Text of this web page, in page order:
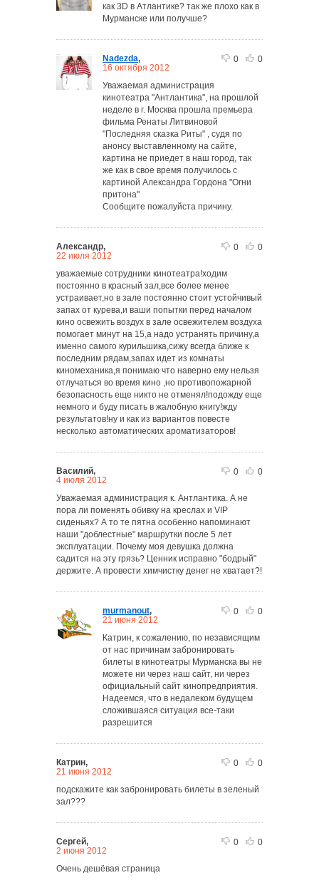
как 3D в Атлантике? так же плохо как в
Мурманске или получше?
0 0
Nadezda,
16 октября 2012
Уважаемая администрация
кинотеатра "Антлантика", на прошлой
неделе в г. Москва прошла премьера
фильма Ренаты Литвиновой
"Последняя сказка Риты" , судя по
анонсу выставленному на сайте,
картина не приедет в наш город, так
же как в свое время получилось с
картиной Александра Гордона "Огни
притона"
Сообщите пожалуйста причину.
0 0
Александр,
22 июля 2012
уважаемые сотрудники кинотеатра!ходим
постоянно в красный зал,все более менее
устраивает,но в зале постоянно стоит устойчивый
запах от курева,и ваши попытки перед началом
кино освежить воздух в зале освежителем воздуха
помогает минут на 15,а надо устранять причину,а
именно самого курильшика,сижу всегда ближе к
последним рядам,запах идет из комнаты
киномеханика,я понимаю что наверно ему нельзя
отлучаться во время кино ,но противопожарной
безопасность еще никто не отменял!подожду еще
немного и буду писать в жалобную книгу!жду
результатов!ну и как из вариантов повесте
несколько автоматических ароматизаторов!
0 0
Василий,
4 июля 2012
Уважаемая администрация к. Антлантика. А не
пора ли поменять обивку на креслах и VIP
сиденьях? А то те пятна особенно напоминают
наши "доблестные" маршрутки после 5 лет
эксплуатации. Почему моя девушка должна
садится на эту грязь? Ценник исправно "бодрый"
держите. А провести химчистку денег не хватает?!
0 0
murmanout,
21 июня 2012
Катрин, к сожалению, по независящим
от нас причинам забронировать
билеты в кинотеатры Мурманска вы не
можете ни через наш сайт, ни через
официальный сайт кинопредприятия.
Надеемся, что в недалеком будущем
сложившаяся ситуация все-таки
разрешится
0 0
Катрин,
21 июня 2012
подскажите как забронировать билеты в зеленый
зал???
0 0
Сергей,
2 июня 2012
Очень дешёвая страница